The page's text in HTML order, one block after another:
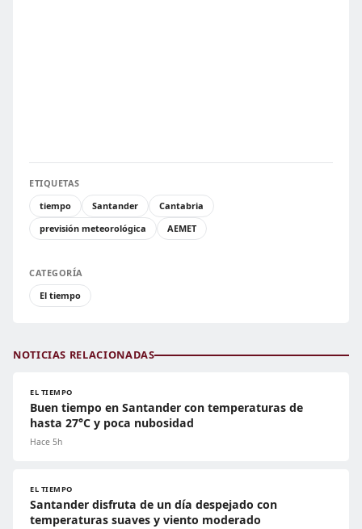
ETIQUETAS
tiempo
Santander
Cantabria
previsión meteorológica
AEMET
CATEGORÍA
El tiempo
NOTICIAS RELACIONADAS
EL TIEMPO
Buen tiempo en Santander con temperaturas de
hasta 27°C y poca nubosidad
Hace 5h
EL TIEMPO
Santander disfruta de un día despejado con
temperaturas suaves y viento moderado